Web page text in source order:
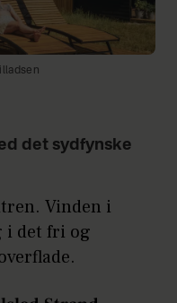
det sydfynske
Vinden i
i det fri og